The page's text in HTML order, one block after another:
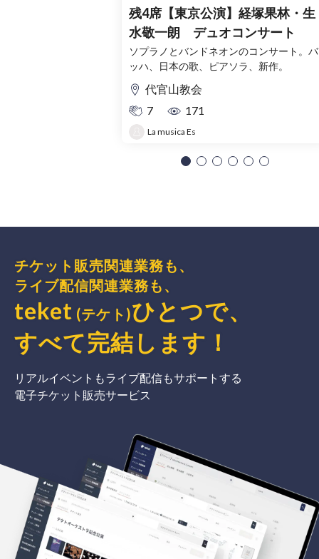
残4席【東京公演】経塚果林・生
水敬一朗 デュオコンサート
ソプラノとバンドネオンのコンサート。バ
ッハ、日本の歌、ピアソラ、新作。
代官山教会
7
171
La musica Es
チケット販売関連業務も、
ライブ配信関連業務も、
teket (テケト)ひとつで、
すべて完結 します ！
リアルイベントもライブ配信もサポートする
電子チケット販売サービス